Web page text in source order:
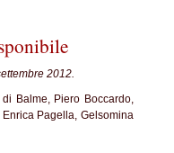
2012.
Balme, Piero Boccardo,
Pagella, Gelsomina